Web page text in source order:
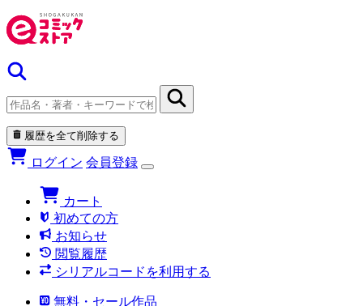
履歴を全て削除する
ログイン 会員登録
カート
初めての方
お知らせ
閲覧履歴
シリアルコードを利用する
無料・セール作品